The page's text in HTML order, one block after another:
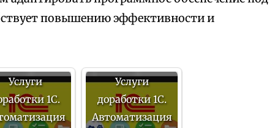
повышению эффективности и
Услуги
1С.
Услуги
доработки 1С.
Автоматизация